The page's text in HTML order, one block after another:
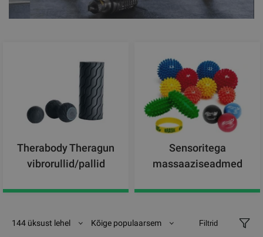
Therabody Theragun
vibrorullid/pallid
Sensoritega
massaaziseadmed
144 üksust lehel Kõige populaarsem Filtrid